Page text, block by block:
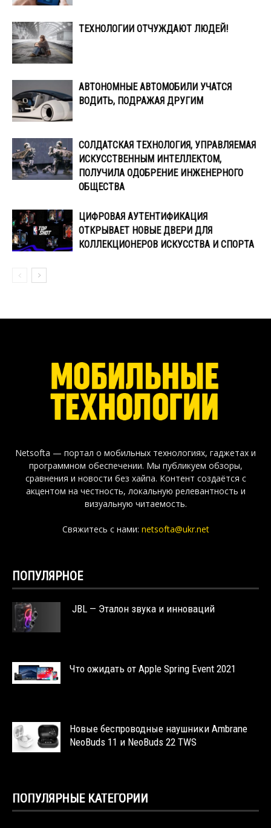
ТЕХНОЛОГИИ ОТЧУЖДАЮТ ЛЮДЕЙ!
АВТОНОМНЫЕ АВТОМОБИЛИ УЧАТСЯ
ВОДИТЬ, ПОДРАЖАЯ ДРУГИМ
СОЛДАТСКАЯ ТЕХНОЛОГИЯ, УПРАВЛЯЕМАЯ
ИСКУССТВЕННЫМ ИНТЕЛЛЕКТОМ,
ПОЛУЧИЛА ОДОБРЕНИЕ ИНЖЕНЕРНОГО
ОБЩЕСТВА
ЦИФРОВАЯ АУТЕНТИФИКАЦИЯ
ОТКРЫВАЕТ НОВЫЕ ДВЕРИ ДЛЯ
КОЛЛЕКЦИОНЕРОВ ИСКУССТВА И СПОРТА
Netsofta — портал о мобильных технологиях, гаджетах и
программном обеспечении. Мы публикуем обзоры,
сравнения и новости без хайпа. Контент создаётся с
акцентом на честность, локальную релевантность и
визуальную читаемость.
Свяжитесь с нами: netsofta@ukr.net
ПОПУЛЯРНОЕ
JBL — Эталон звука и инноваций
Что ожидать от Apple Spring Event 2021
Новые беспроводные наушники Ambrane
NeoBuds 11 и NeoBuds 22 TWS
ПОПУЛЯРНЫЕ КАТЕГОРИИ